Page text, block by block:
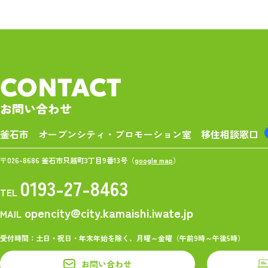
CONTACT
お問い合わせ
釜石市 オープンシティ・プロモーション室 移住相談窓口
〒026-8686 釜石市只越町3丁目9番13号（google map）
TEL 0193-27-8463
MAIL opencity@city.kamaishi.iwate.jp
受付時間：土日・祝日・年末年始を除く、月曜～金曜（午前9時～午後5時）
お問い合わせ